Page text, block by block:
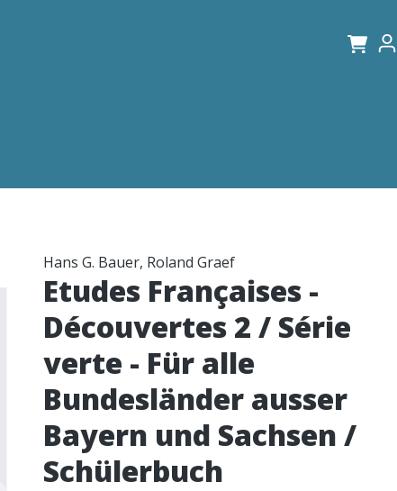
Hans G. Bauer, Roland Graef
Etudes Françaises -
Découvertes 2 / Série
verte - Für alle
Bundesländer ausser
Bayern und Sachsen /
Schülerbuch